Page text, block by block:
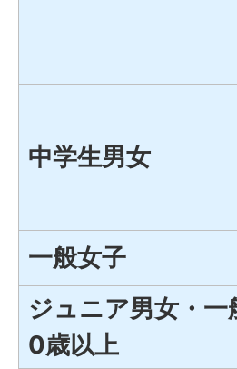
中学生男女
一般女子
ジュニア男女・一
0歳以上